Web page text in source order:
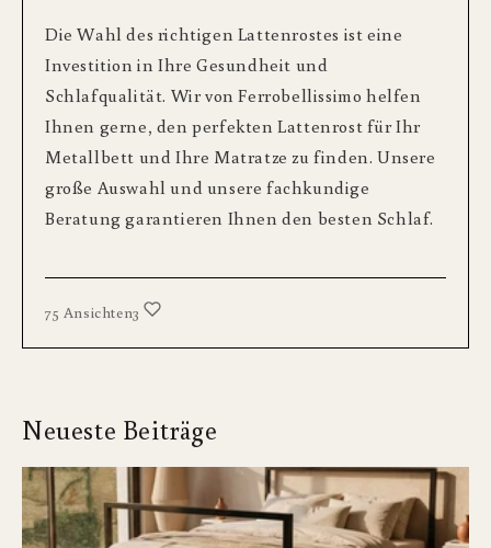
Die Wahl des richtigen Lattenrostes ist eine
Investition in Ihre Gesundheit und
Schlafqualität. Wir von Ferrobellissimo helfen
Ihnen gerne, den perfekten Lattenrost für Ihr
Metallbett und Ihre Matratze zu finden. Unsere
große Auswahl und unsere fachkundige
Beratung garantieren Ihnen den besten Schlaf.
75 Ansichten3
Neueste Beiträge